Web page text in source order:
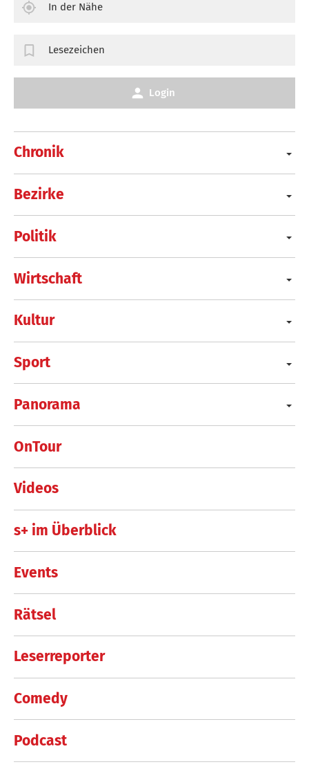
Chronik
Bezirke
Politik
Wirtschaft
Kultur
Sport
Panorama
OnTour
Videos
s+ im Überblick
Events
Rätsel
Leserreporter
Comedy
Podcast
In der Nähe
Lesezeichen
Login